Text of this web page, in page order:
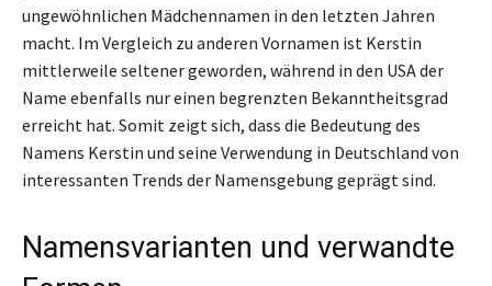
ungewöhnlichen Mädchennamen in den letzten Jahren
macht. Im Vergleich zu anderen Vornamen ist Kerstin
mittlerweile seltener geworden, während in den USA der
Name ebenfalls nur einen begrenzten Bekanntheitsgrad
erreicht hat. Somit zeigt sich, dass die Bedeutung des
Namens Kerstin und seine Verwendung in Deutschland von
interessanten Trends der Namensgebung geprägt sind.
Namensvarianten und verwandte